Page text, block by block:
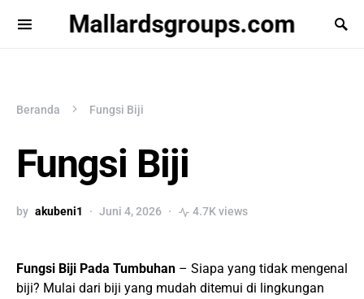
Mallardsgroups.com
Beranda Fungsi Biji
Fungsi Biji
by akubeni1 Juni 4, 2026 4.7K views
Fungsi Biji Pada Tumbuhan – Siapa yang tidak mengenal
biji? Mulai dari biji yang mudah ditemui di lingkungan